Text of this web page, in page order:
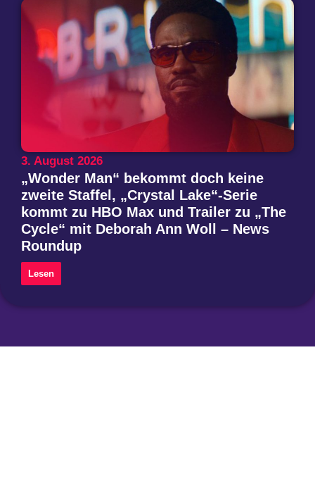
3. August 2026
„Wonder Man“ bekommt doch keine
zweite Staffel, „Crystal Lake“-Serie
kommt zu HBO Max und Trailer zu „The
Cycle“ mit Deborah Ann Woll – News
Roundup
Lesen